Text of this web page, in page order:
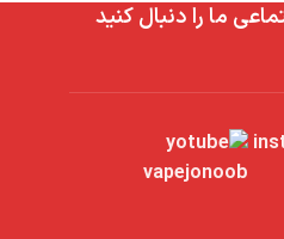
ما را دنبال کنید